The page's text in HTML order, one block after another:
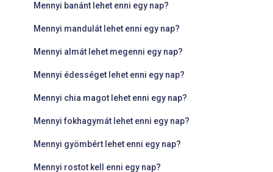
Mennyi banánt lehet enni egy nap?
Mennyi mandulát lehet enni egy nap?
Mennyi almát lehet megenni egy nap?
Mennyi édességet lehet enni egy nap?
Mennyi chia magot lehet enni egy nap?
Mennyi fokhagymát lehet enni egy nap?
Mennyi gyömbért lehet enni egy nap?
Mennyi rostot kell enni egy nap?